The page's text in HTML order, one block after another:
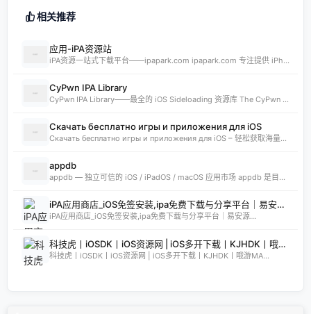
相关推荐
应用-iPA资源站
iPA资源一站式下载平台——ipapark.com ipapark.com 专注提供 iPhone、iPad、iPod 软体的 IPA 文件下载服务，覆盖 iOS4 至 iOS16 全系统版本，满足不同机型的用户需求。无论是正版砸壳、开心版软件，还是越狱插件、免费证书，都可在本站快速获取。 核心优势 **全网最全 ip
CyPwn IPA Library
CyPwn IPA Library——最全的 iOS Sideloading 资源库 The CyPwn IPA Library is the most complete sideloading library available for iOS devices. 这里聚合了海量 IPA 包，覆盖 Jailbreak
Скачать бесплатно игры и приложения для iOS
Скачать бесплатно игры и приложения для iOS – 轻松获取海量精品 在 iklassika.ru，您可以 Скачать 各类 бесплатно 的 игры 与 приложения，专为 iOS 设备打造。平台汇聚最新、最热的移动资源，让用户无需繁琐搜索，一键下载，畅享无
appdb
appdb — 独立可信的 iOS / iPadOS / macOS 应用市场 appdb 是目前最大的 独立 marketplace，专注于 iOS、iPadOS 与 macOS 生态。无论是开发者想要免费发布应用，还是普通用户想要安全、私密地下载安装自己需要的 app，都可以在这里轻松实现。 核心优势 免费发布：开
iPA应用商店_iOS免签安装,ipa免费下载与分享平台｜易安源&酷卡软件
iPA应用商店_iOS免签安装,ipa免费下载与分享平台｜易安源...
科技虎丨iOSDK丨iOS资源网 | iOS多开下载丨KJHDK丨哦游MAX丨iPA商店丨凸游 | iPA软件免费砸壳下载丨iOSiPA丨苹果多开丨全网最优秀的iPA资源下载网站
科技虎丨iOSDK丨iOS资源网 | iOS多开下载丨KJHDK丨哦游MA...